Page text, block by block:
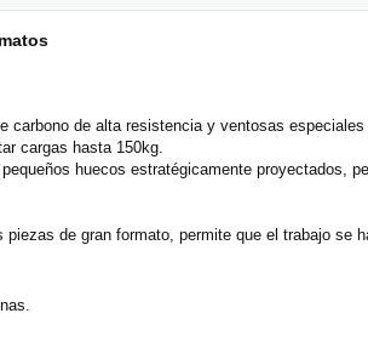
carbono de alta resistencia y ventosas especiales
cargas hasta 150kg.
huecos estratégicamente proyectados,
de gran formato, permite que el trabajo se